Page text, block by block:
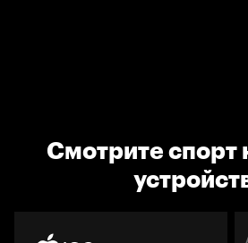
Смотрите спорт